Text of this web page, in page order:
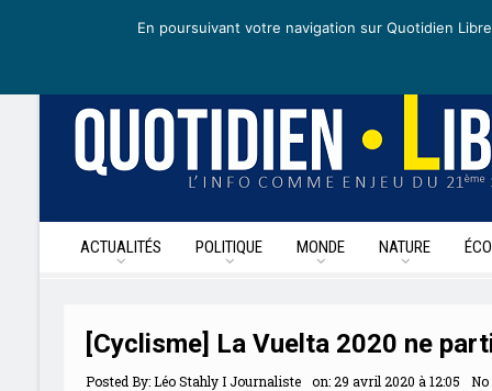
mardi 5 mai 2020 I Édition de la journéeRecevoir nos newsletters
ACTUALITÉS POLITIQUE MONDE NATURE
[Cyclisme] La Vuelta 2020 ne
Posted By:Léo Stahly I Journaliste on:29 avril 2020 à 12:05
En poursuivant votre navigation sur Quotidien